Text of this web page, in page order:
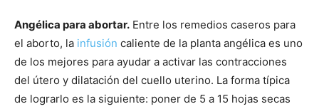
Angélica para abortar. Entre los remedios caseros para
el aborto, la infusión caliente de la planta angélica es uno
de los mejores para ayudar a activar las contracciones
del útero y dilatación del cuello uterino. La forma típica
de lograrlo es la siguiente: poner de 5 a 15 hojas secas